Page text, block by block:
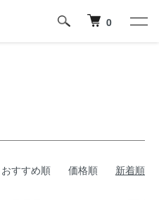
0
おすすめ順 価格順 新着順